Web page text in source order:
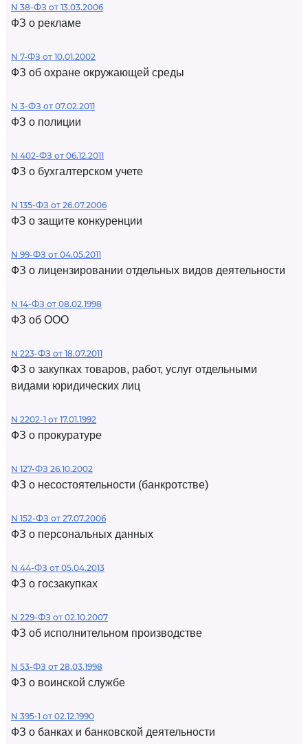
N 38-ФЗ от 13.03.2006
ФЗ о рекламе
N 7-ФЗ от 10.01.2002
ФЗ об охране окружающей среды
N 3-ФЗ от 07.02.2011
ФЗ о полиции
N 402-ФЗ от 06.12.2011
ФЗ о бухгалтерском учете
N 135-ФЗ от 26.07.2006
ФЗ о защите конкуренции
N 99-ФЗ от 04.05.2011
ФЗ о лицензировании отдельных видов деятельности
N 14-ФЗ от 08.02.1998
ФЗ об ООО
N 223-ФЗ от 18.07.2011
ФЗ о закупках товаров, работ, услуг отдельными
видами юридических лиц
N 2202-1 от 17.01.1992
ФЗ о прокуратуре
N 127-ФЗ 26.10.2002
ФЗ о несостоятельности (банкротстве)
N 152-ФЗ от 27.07.2006
ФЗ о персональных данных
N 44-ФЗ от 05.04.2013
ФЗ о госзакупках
N 229-ФЗ от 02.10.2007
ФЗ об исполнительном производстве
N 53-ФЗ от 28.03.1998
ФЗ о воинской службе
N 395-1 от 02.12.1990
ФЗ о банках и банковской деятельности